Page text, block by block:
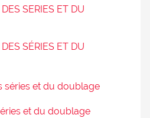
SERIES ET DU
SÉRIES ET DU
séries et du doublage
et du doublage